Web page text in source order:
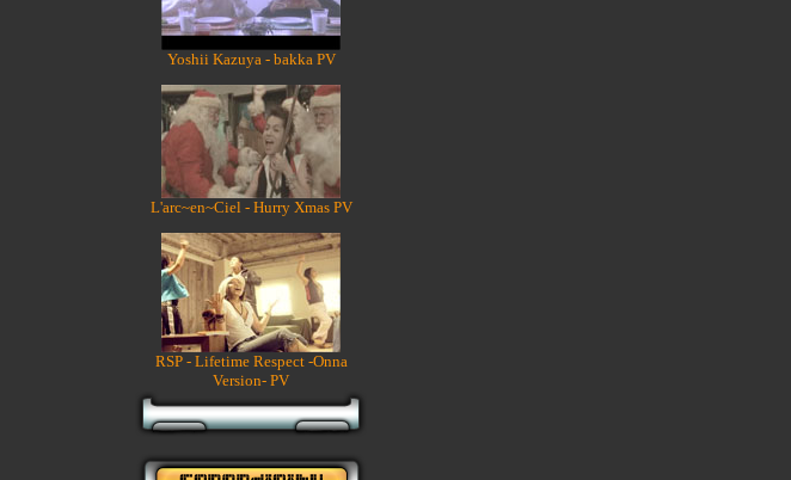
Yoshii Kazuya - bakka PV
L'arc~en~Ciel - Hurry Xmas PV
RSP - Lifetime Respect -Onna
Version- PV